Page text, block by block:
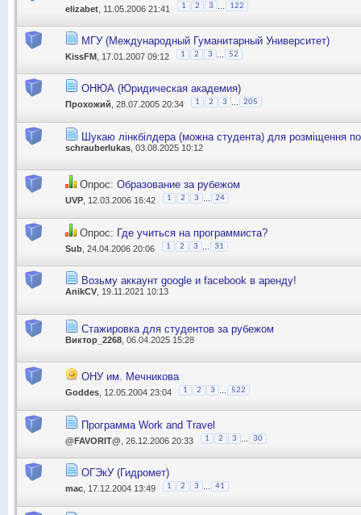
elizabet , 11.05.2006 21:41 1 2 3 122
МГУ (Международный Гуманитарный Университет)
KissFM , 17.01.2007 09:12 1 2 3 52
ОНЮА (Юридическая академия)
Прохожий , 28.07.2005 20:34 1 2 3 205
Шукаю лінкбілдера (можна студента) для розміщення
schrauberlukas , 03.08.2025 10:12
Опрос: Образование за рубежом
UVP , 12.03.2006 16:42 1 2 3 24
Опрос: Где учиться на программиста?
Sub , 24.04.2006 20:06 1 2 3 31
Возьму аккаунт google и facebook в аренду!
AnikCV , 19.11.2021 10:13
Стажировка для студентов за рубежом
Виктор_2268 , 06.04.2025 15:28
ОНУ им. Мечникова
Goddes , 12.05.2004 23:04 1 2 3 522
Программа Work and Travel
@FAVORIT@ , 26.12.2006 20:33 1 2 3 30
ОГЭкУ (Гидромет)
mac , 17.12.2004 13:49 1 2 3 41